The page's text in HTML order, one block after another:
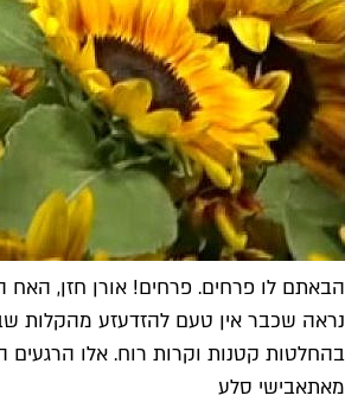
הבאתם לו פרחים. פרחים! אורן חזן, האח
נראה שכבר אין טעם להזדעזע מהקלות
בהחלטות קטנות וקרות רוח. אלו הרגעים
מאתאבישי סלע